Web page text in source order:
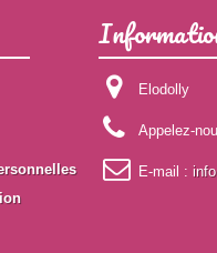
Elodolly
Appelez-
E-mail :